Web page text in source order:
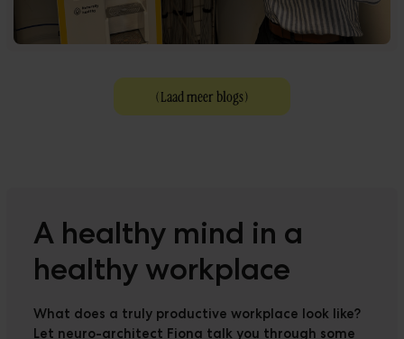
(Laad meer blogs)
A healthy mind in a
healthy workplace
What does a truly productive workplace look like?
Let neuro-architect Fiona talk you through some